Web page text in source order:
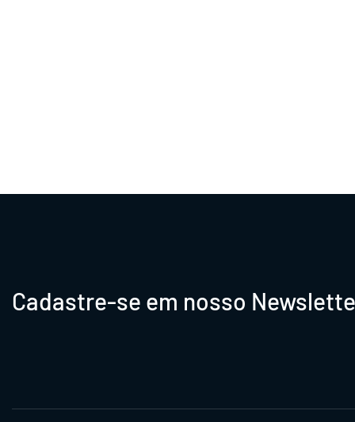
Cadastre-se em nosso